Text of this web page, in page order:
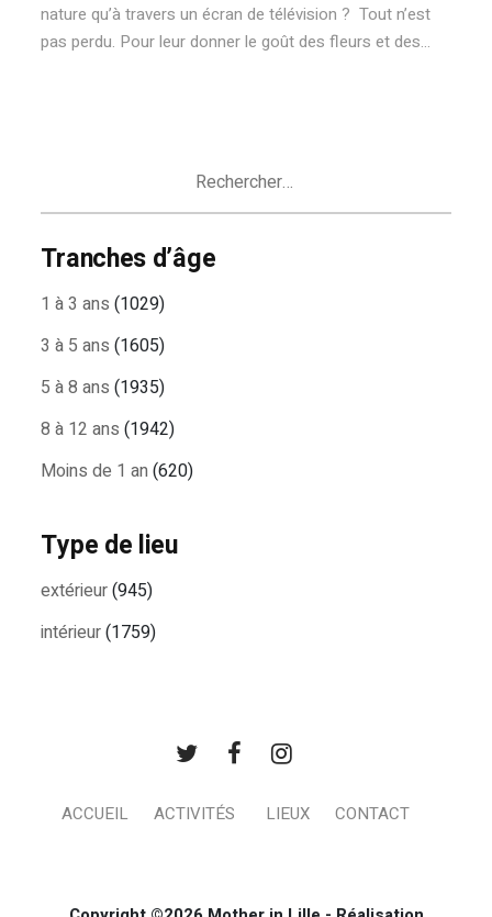
nature qu’à travers un écran de télévision ? Tout n’est
pas perdu. Pour leur donner le goût des fleurs et des...
Tranches d’âge
1 à 3 ans (1029)
3 à 5 ans (1605)
5 à 8 ans (1935)
8 à 12 ans (1942)
Moins de 1 an (620)
Type de lieu
extérieur(945)
intérieur(1759)
ACCUEIL ACTIVITÉS LIEUX CONTACT